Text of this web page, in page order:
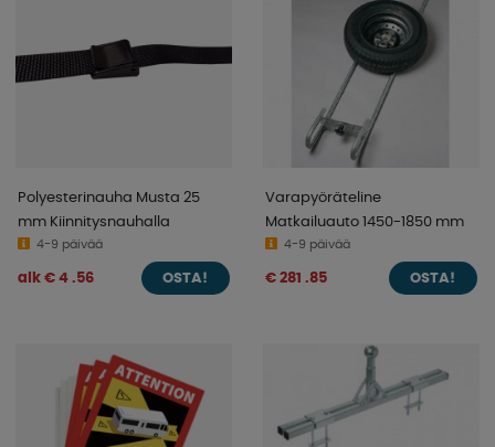
Polyesterinauha Musta 25
mm Kiinnitysnauhalla
4-9 päivää
alk € 4 .56 OSTA!
Varapyöräteline
Matkailuauto 1450-1850 mm
4-9 päivää
€ 281 .85 OSTA!